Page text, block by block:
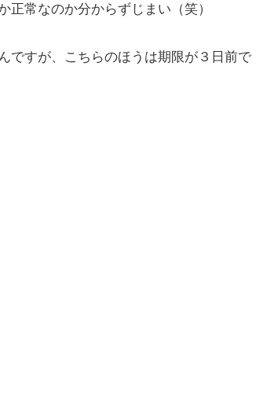
常なのか分からずじまい（笑）
ですが、こちらのほうは期限が３日前で